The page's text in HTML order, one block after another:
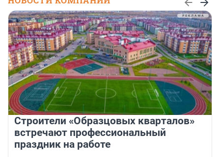
Строители «Образцовых кварталов»
встречают профессиональный
праздник на работе